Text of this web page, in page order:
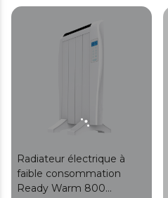
protection contre la
surchauffe et design ultra-
Radiateur électrique à
faible consommation
Ready Warm 800